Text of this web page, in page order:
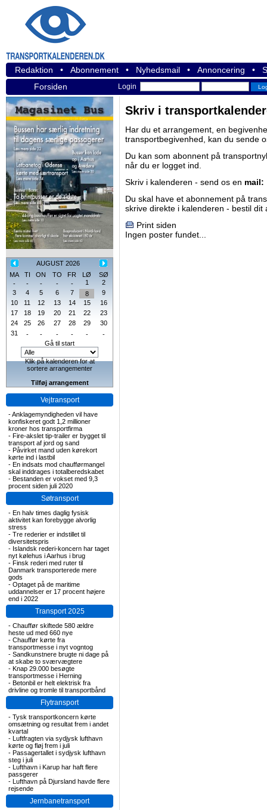
Redaktion • Abonnement • Nyhedsmail • Annoncering •
Forsiden
Login
AUGUST 2026
MA
TI ON TO FR LØ
SØ
-
- - - - 1
2
3
4 5 6 7 8
9
10
11 12 13 14 15
16
17
18 19 20 21 22
23
24
25 26 27 28 29
30
31
- - - - -
-
Gå til start
Klik på kalenderen for at
sortere arrangementer
Tilføj arrangement
Vejtransport
-Anklagemyndigheden vil have
konfiskeret godt 1,2 millioner
kroner hos transportfirma
- Fire-akslet tip-trailer er bygget til
transport af jord og sand
- Påvirket mand uden kørekort
kørte ind i lastbil
- En indsats mod chaufførmangel
skal inddrages i totalberedskabet
- Bestanden er vokset med 9,3
procent siden juli 2020
Søtransport
- En halv times daglig fysisk
aktivitet kan forebygge alvorlig
stress
- Tre rederier er indstillet til
diversitetspris
- Islandsk rederi-koncern har taget
nyt kølehus i Aarhus i brug
- Finsk rederi med ruter til
Danmark transporterede mere
gods
- Optaget på de maritime
uddannelser er 17 procent højere
end i 2022
Transport 2025
- Chauffør skiftede 580 ældre
heste ud med 660 nye
- Chauffør kørte fra
transportmesse i nyt vogntog
- Sandkunstnere brugte ni dage på
at skabe to sværvægtere
- Knap 29.000 besøgte
transportmesse i Herning
- Betonbil er helt elektrisk fra
drivline og tromle til transportbånd
Flytransport
- Tysk transportkoncern kørte
omsætning og resultat frem i andet
kvartal
- Luftfragten via sydjysk lufthavn
kørte og fløj frem i juli
- Passagertallet i sydjysk lufthavn
steg i juli
- Lufthavn i Karup har haft flere
passgerer
- Lufthavn på Djursland havde flere
rejsende
Jernbanetransport
Skriv i
Har du et arrangement, en
transportbegivenhed, kan du sende
Du kan som abonnent på
når du er logget ind.
Skriv i kalenderen - send os en mail:
Du skal have et abonnement på
skrive direkte i kalenderen - bestil dit
Print siden
Ingen poster fundet...